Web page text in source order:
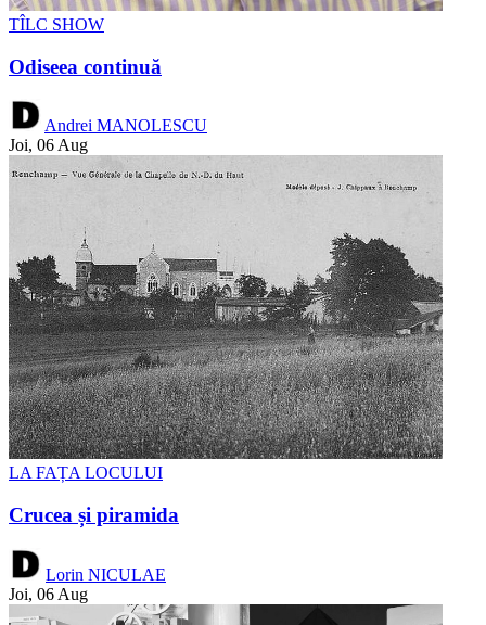
TÎLC SHOW
Odiseea continuă
Andrei MANOLESCU
Joi, 06 Aug
LA FAȚA LOCULUI
Crucea și piramida
Lorin NICULAE
Joi, 06 Aug